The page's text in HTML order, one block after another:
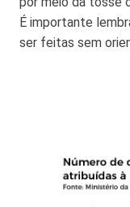
É importante
ser feitas sem